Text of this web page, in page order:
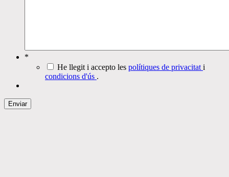
*
He llegit i accepto les polítiques de privacitat i
condicions d'ús .